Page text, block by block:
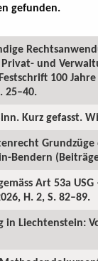
gefunden.
und
100
25–40.
Kurz gefasst.
Bendern
Art 53a
H. 2, S. 82–89.
Liechtenstein: